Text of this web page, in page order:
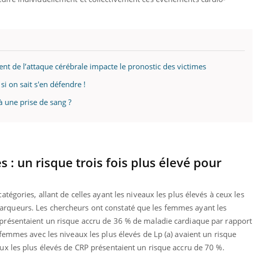
de l’attaque cérébrale impacte le pronostic des victimes
on sait s'en défendre !
une prise de sang ?
: un risque trois fois plus élevé pour
allant de celles ayant les niveaux les plus élevés à ceux les
Les chercheurs ont constaté que les femmes ayant les
un risque accru de 36 % de maladie cardiaque par rapport
avec les niveaux les plus élevés de Lp (a) avaient un risque
les plus élevés de CRP présentaient un risque accru de 70 %.